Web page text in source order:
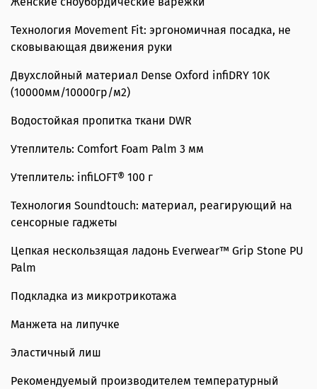
Технология Movement Fit: эргономичная посадка, не
сковывающая движения руки
Двухслойный материал Dense Oxford infiDRY 10K
(10000мм/10000гр/м2)
Водостойкая пропитка ткани DWR
Утеплитель: Comfort Foam Palm 3 мм
Утеплитель: infiLOFT® 100 г
Технология Soundtouch: материал, реагирующий на
сенсорные гаджеты
Цепкая нескользящая ладонь Everwear™ Grip Stone PU
Palm
Подкладка из микротрикотажа
Манжета на липучке
Эластичный лиш
Рекомендуемый производителем температурный